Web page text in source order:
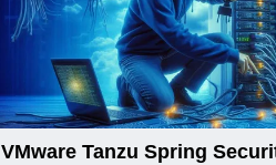
VMware Tanzu Spring